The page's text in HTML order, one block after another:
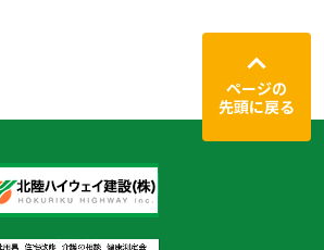
ページの
先頭に戻る